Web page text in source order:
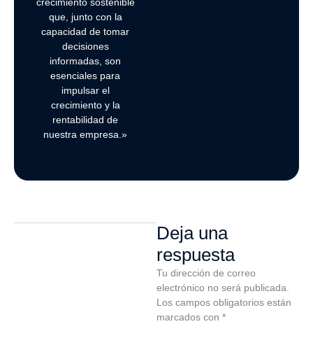
crecimiento sostenible
que, junto con la
capacidad de tomar
decisiones
informadas, son
esenciales para
impulsar el
crecimiento y la
rentabilidad de
nuestra empresa.»
Deja una
respuesta
Tu dirección de correo
electrónico no será publicada.
Los campos obligatorios están
marcados con *